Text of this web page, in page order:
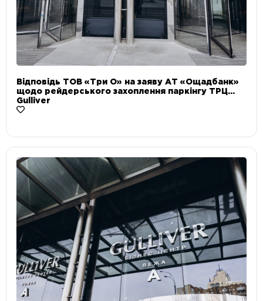
Відповідь ТОВ «Три О» на заяву АТ «Ощадбанк»
щодо рейдерського захоплення паркінгу ТРЦ
Gulliver